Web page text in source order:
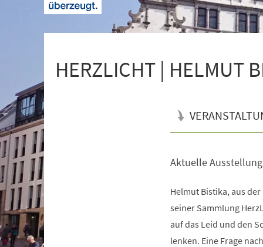
HERZLICHT | HELMUT
Aktuelle
Helmut Bistika, aus
seiner Sammlung
auf das Leid und den
lenken. Eine Frage